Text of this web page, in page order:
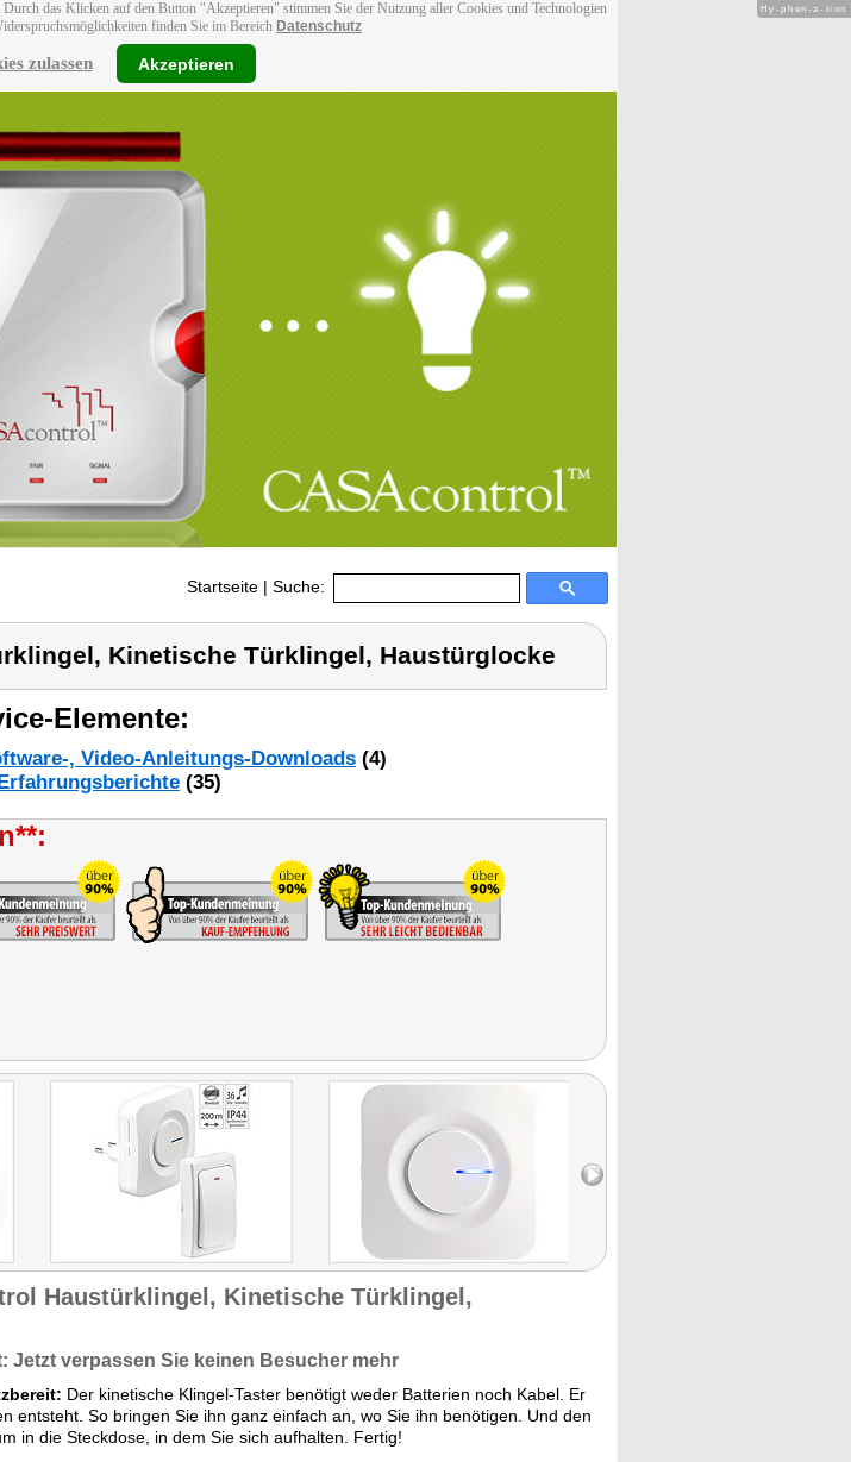
das Klicken auf den Button "Akzeptieren" stimmen Sie der Nutzung aller Cookies und Technologien
finden Sie im Bereich Datenschutz
zulassen Akzeptieren
Startseite | Suche:
Kinetische Türklingel, Haustürglocke
Elemente:
, Video-Anleitungs-Downloads (4)
(35)
Haustürklingel, Kinetische Türklingel,
Jetzt verpassen Sie keinen Besucher mehr
: Der kinetische Klingel-Taster benötigt weder Batterien noch Kabel. Er
entsteht. So bringen Sie ihn ganz einfach an, wo Sie ihn benötigen. Und den
in die Steckdose, in dem Sie sich aufhalten. Fertig!
Hy-phen-a-tion